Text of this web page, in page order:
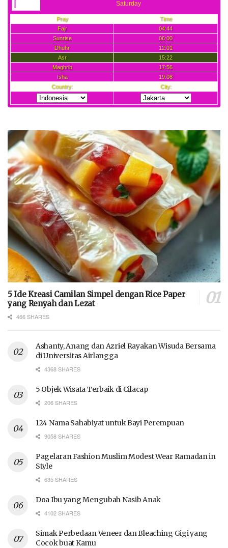
5 Ide Kreasi Camilan Simpel dengan Rice Paper
yang Renyah dan Lezat
466 SHARES
Ashanty, Anang dan Azriel Rayakan Wisuda Bersama
di Universitas Airlangga
4368 SHARES
5 Objek Wisata Terbaik di Cilacap
206 SHARES
124 Nama Sahabiyat untuk Bayi Perempuan
9058 SHARES
Pagelaran Fashion Muslim Modest Wear Ramadan in
Style
635 SHARES
Doa Ibu yang Mengubah Nasib Anak
4102 SHARES
Simak Perbedaan Veneer dan Bleaching Gigi yang
Cocok buat Kamu